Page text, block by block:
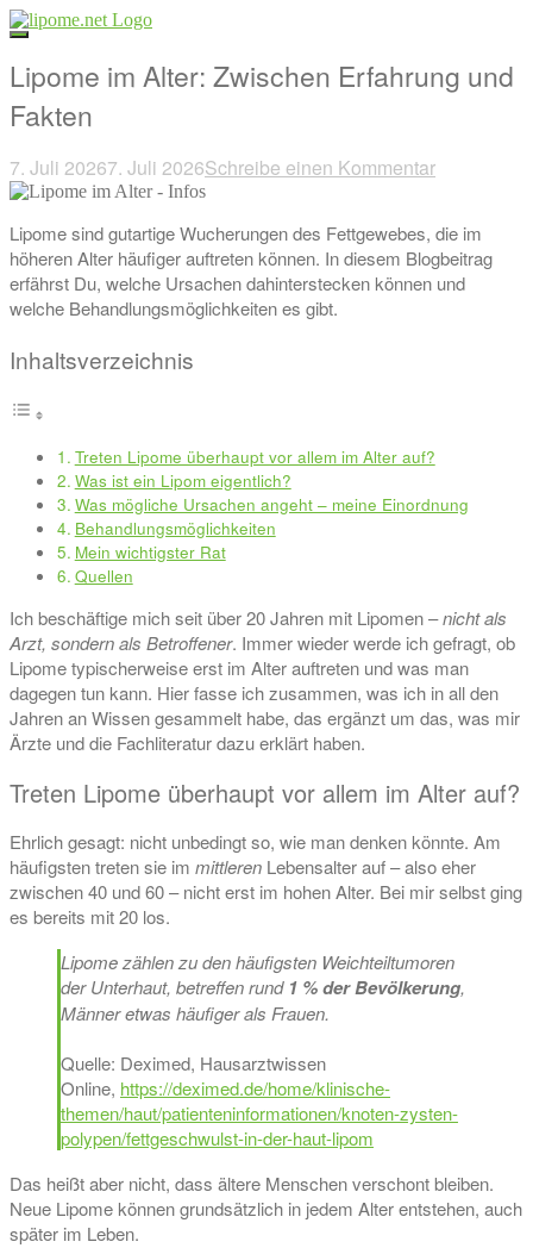
Direkt
zum
Lipome im Alter: Zwischen Erfahrung und
Fakten
7. Juli 20267. Juli 2026Schreibe einen Kommentar
Beitragsnavigation
Lipome sind gutartige Wucherungen des Fettgewebes, die im
höheren Alter häufiger auftreten können. In diesem Blogbeitrag
erfährst Du, welche Ursachen dahinterstecken können und
welche Behandlungsmöglichkeiten es gibt.
Inhaltsverzeichnis
Treten Lipome überhaupt vor allem im Alter auf?
Was ist ein Lipom eigentlich?
Was mögliche Ursachen angeht – meine Einordnung
Behandlungsmöglichkeiten
Mein wichtigster Rat
Quellen
Ich beschäftige mich seit über 20 Jahren mit Lipomen –nicht als
Arzt, sondern als Betroffener. Immer wieder werde ich gefragt, ob
Lipome typischerweise erst im Alter auftreten und was man
dagegen tun kann. Hier fasse ich zusammen, was ich in all den
Jahren an Wissen gesammelt habe, das ergänzt um das, was mir
Ärzte und die Fachliteratur dazu erklärt haben.
Treten Lipome überhaupt vor allem im Alter auf?
Ehrlich gesagt: nicht unbedingt so, wie man denken könnte. Am
häufigsten treten sie im mittleren Lebensalter auf – also eher
zwischen 40 und 60 – nicht erst im hohen Alter. Bei mir selbst ging
es bereits mit 20 los.
Lipome zählen zu den häufigsten Weichteiltumoren
der Unterhaut, betreffen rund 1 % der Bevölkerung,
Männer etwas häufiger als Frauen.
Quelle: Deximed, Hausarztwissen
Online, https://deximed.de/home/klinische-
themen/haut/patienteninformationen/knoten-zysten-
polypen/fettgeschwulst-in-der-haut-lipom
Das heißt aber nicht, dass ältere Menschen verschont bleiben.
Neue Lipome können grundsätzlich in jedem Alter entstehen, auch
später im Leben.